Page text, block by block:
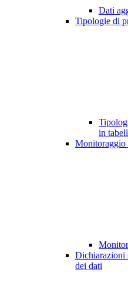
Dati
Tipologie di
in
Monitoraggio
Dichiarazioni
dei dati